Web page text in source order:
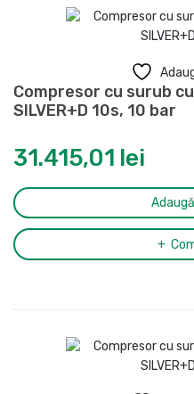
Compresor cu surub
SILVER+D 10s, 10 bar
31.415,01 lei